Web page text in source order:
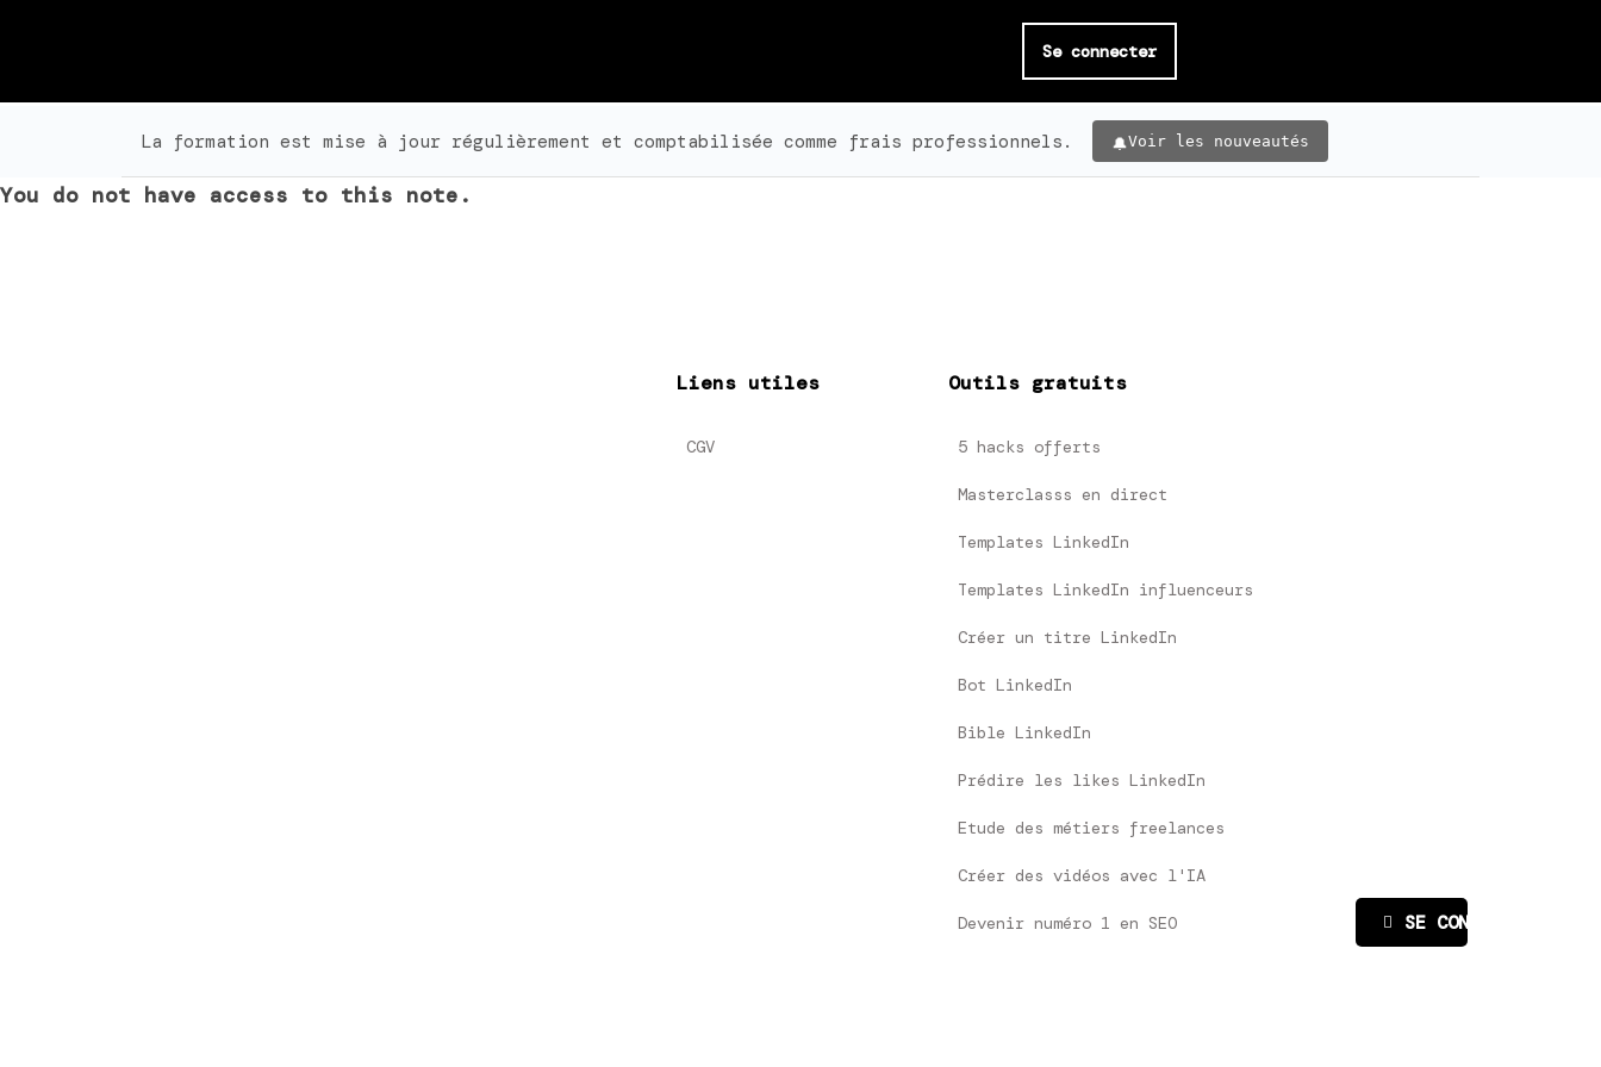
Se connecter
La formation est mise à jour régulièrement et comptabilisée comme frais professionnels. Voir les nouveautés
You do not have access to this note.
Liens utiles
CGV
Outils gratuits
5 hacks offerts
Masterclasss en direct
Templates LinkedIn
Templates LinkedIn influenceurs
Créer un titre LinkedIn
Bot LinkedIn
Bible LinkedIn
Prédire les likes LinkedIn
Etude des métiers freelances
Créer des vidéos avec l'IA
Devenir numéro 1 en SEO SE CONNECTER